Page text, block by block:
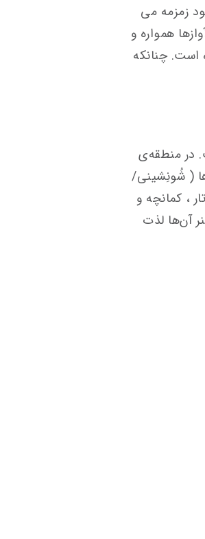
زمزمه می
همواره و
است. چنانکه
در منطقه‌ی
( شُونِشینی/
، کمانچه و
آن‌ها لذت